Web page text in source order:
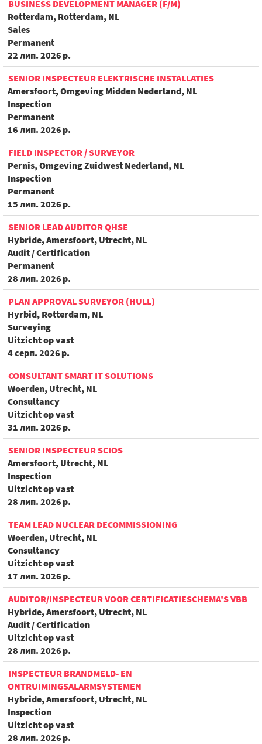
BUSINESS DEVELOPMENT MANAGER (F/M)
Rotterdam, Rotterdam, NL
Sales
Permanent
22 лип. 2026 р.
SENIOR INSPECTEUR ELEKTRISCHE INSTALLATIES
Amersfoort, Omgeving Midden Nederland, NL
Inspection
Permanent
16 лип. 2026 р.
FIELD INSPECTOR / SURVEYOR
Pernis, Omgeving Zuidwest Nederland, NL
Inspection
Permanent
15 лип. 2026 р.
SENIOR LEAD AUDITOR QHSE
Hybride, Amersfoort, Utrecht, NL
Audit / Certification
Permanent
28 лип. 2026 р.
PLAN APPROVAL SURVEYOR (HULL)
Hyrbid, Rotterdam, NL
Surveying
Uitzicht op vast
4 серп. 2026 р.
CONSULTANT SMART IT SOLUTIONS
Woerden, Utrecht, NL
Consultancy
Uitzicht op vast
31 лип. 2026 р.
SENIOR INSPECTEUR SCIOS
Amersfoort, Utrecht, NL
Inspection
Uitzicht op vast
28 лип. 2026 р.
TEAM LEAD NUCLEAR DECOMMISSIONING
Woerden, Utrecht, NL
Consultancy
Uitzicht op vast
17 лип. 2026 р.
AUDITOR/INSPECTEUR VOOR CERTIFICATIESCHEMA'S VBB
Hybride, Amersfoort, Utrecht, NL
Audit / Certification
Uitzicht op vast
28 лип. 2026 р.
INSPECTEUR BRANDMELD- EN
ONTRUIMINGSALARMSYSTEMEN
Hybride, Amersfoort, Utrecht, NL
Inspection
Uitzicht op vast
28 лип. 2026 р.